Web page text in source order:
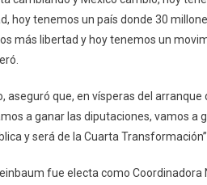
hoy tenemos un país donde 30
más libertad y hoy tenemos un
aseguró que, en vísperas del
a ganar las diputaciones, vamos a
y será de la Cuarta Transformación’’.
fue electa como